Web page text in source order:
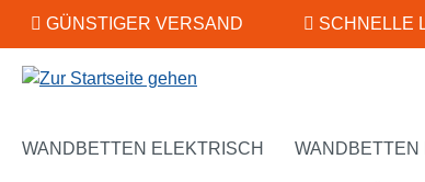
Hauptinhalt springen
Zur Suche springen
Zur Hauptnavigation springen
GÜNSTIGER VERSAND SCHNELLE
WANDBETTEN ELEKTRISCH WANDBETTEN